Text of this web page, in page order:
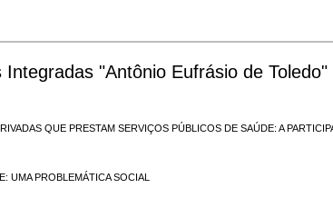
"Antônio Eufrásio de Toledo"
QUE PRESTAM SERVIÇOS PÚBLICOS DE SAÚDE: A
UMA PROBLEMÁTICA SOCIAL